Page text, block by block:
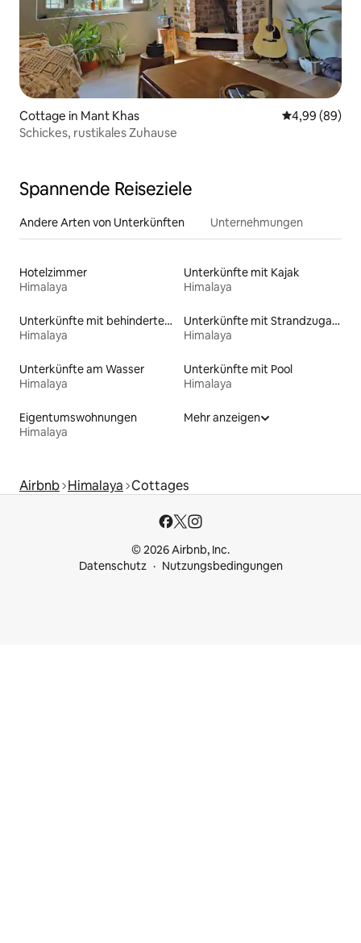
Cottage in Mant Khas
4,99 (89)
Schickes, rustikales Zuhause
Spannende Reiseziele
Andere Arten von Unterkünften Unternehmungen
Hotelzimmer
Himalaya
Unterkünfte mit Kajak
Himalaya
Unterkünfte mit behindertengerechtem WC
Himalaya
Unterkünfte mit Strandzugang
Himalaya
Unterkünfte am Wasser
Himalaya
Unterkünfte mit Pool
Himalaya
Eigentumswohnungen
Himalaya
Mehr anzeigen
Airbnb Himalaya Cottages
© 2026 Airbnb, Inc.
Datenschutz
Nutzungsbedingungen